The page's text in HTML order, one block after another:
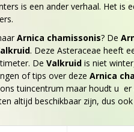
is een ander verhaal. Het is
Arnica chamissonis? De
. Deze Asteraceae heeft
De Valkruid is niet
of tips over deze Arnica
tuincentrum maar houdt u er
altijd beschikbaar zijn, dus ook